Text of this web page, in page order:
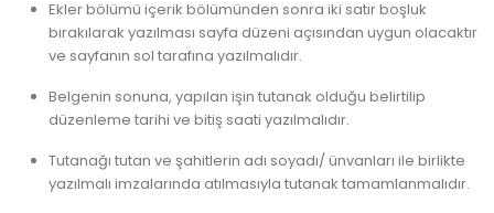
Ekler bölümü içerik bölümünden sonra iki satır boşluk
bırakılarak yazılması sayfa düzeni açısından uygun olacaktır
ve sayfanın sol tarafına yazılmalıdır.
Belgenin sonuna, yapılan işin tutanak olduğu belirtilip
düzenleme tarihi ve bitiş saati yazılmalıdır.
Tutanağı tutan ve şahitlerin adı soyadı/ ünvanları ile birlikte
yazılmalı imzalarında atılmasıyla tutanak tamamlanmalıdır.